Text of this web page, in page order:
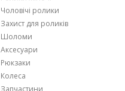
Чоловічі ролики
Захист для роликів
Шоломи
Аксесуари
Рюкзаки
Колеса